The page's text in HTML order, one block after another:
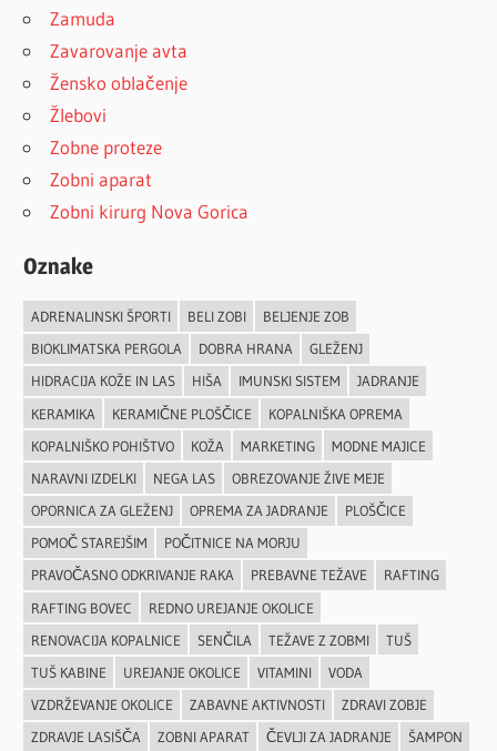
Zamuda
Zavarovanje avta
Žensko oblačenje
Žlebovi
Zobne proteze
Zobni aparat
Zobni kirurg Nova Gorica
Oznake
ADRENALINSKI ŠPORTI BELI ZOBI
BELJENJE ZOB
BIOKLIMATSKA PERGOLA
DOBRA HRANA
GLEŽENJ
HIDRACIJA KOŽE IN LAS
HIŠA IMUNSKI SISTEM
JADRANJE
KERAMIKA
KERAMIČNE PLOŠČICE
KOPALNIŠKA OPREMA
KOPALNIŠKO POHIŠTVO
KOŽA MARKETING
MODNE MAJICE
NARAVNI IZDELKI
NEGA LAS
OBREZOVANJE ŽIVE MEJE
OPORNICA ZA GLEŽENJ
OPREMA ZA JADRANJE
PLOŠČICE
POMOČ STAREJŠIM
POČITNICE NA MORJU
PRAVOČASNO ODKRIVANJE RAKA
PREBAVNE TEŽAVE
RAFTING
RAFTING BOVEC
REDNO UREJANJE OKOLICE
RENOVACIJA KOPALNICE
SENČILA TEŽAVE Z ZOBMI
TUŠ
TUŠ KABINE
UREJANJE OKOLICE VITAMINI
VODA
VZDRŽEVANJE OKOLICE
ZABAVNE AKTIVNOSTI
ZDRAVI ZOBJE
ZDRAVJE LASIŠČA
ZOBNI APARAT ČEVLJI ZA JADRANJE ŠAMPON